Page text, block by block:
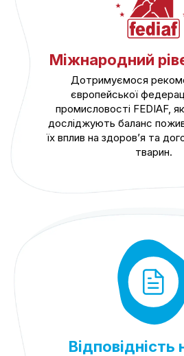
Міжнародний
Дотримуємося
європейської
промисловості FEDIAF,
досліджують баланс
їх вплив на здоров’я та
тварин.